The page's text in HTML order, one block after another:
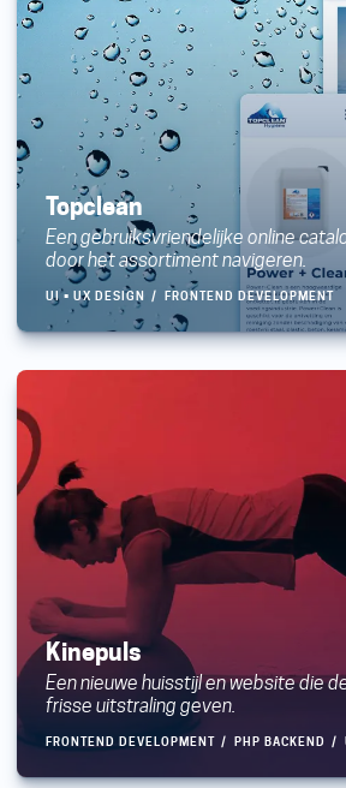
Topclean
Een gebruiksvriendelijke online
door het assortiment navigeren.
UI • UX DESIGN FRONTEND DEVELOPMENT
Kinepuls
Een nieuwe huisstijl en website die
frisse uitstraling geven.
FRONTEND DEVELOPMENT PHP BACKEND